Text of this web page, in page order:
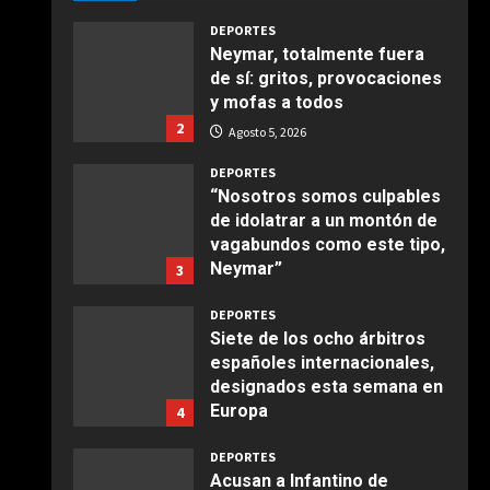
COCINA
Ensalada de espinacas
deliciosa
COCINA
Boquerones fritos en
freidora de aire
COCINA
Buñuelos de alcachofas
2
DEPORTES
Neymar, totalmente fuera
de sí: gritos, provocaciones
y mofas a todos
Agosto 5, 2026
3
DEPORTES
“Nosotros somos culpables
de idolatrar a un montón de
vagabundos como este tipo,
Neymar”
4
DEPORTES
Siete de los ocho árbitros
españoles internacionales,
designados esta semana en
Europa
DEPORTES
Acusan a Infantino de